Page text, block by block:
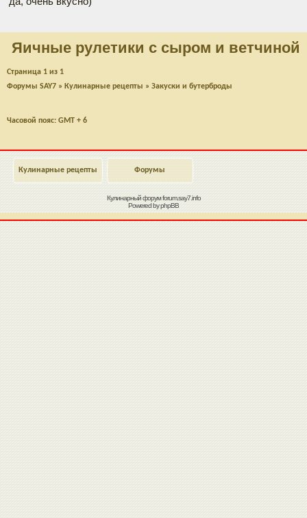
Яичные рулетики с сыром и ветчиной
Страница 1 из 1
Форумы SAY7 » Кулинарные рецепты » Закуски и бутерброды
Часовой пояс: GMT + 6
Кулинарные рецепты Форумы
Кулинарный форумforum.say7.info
Powered byphpBB